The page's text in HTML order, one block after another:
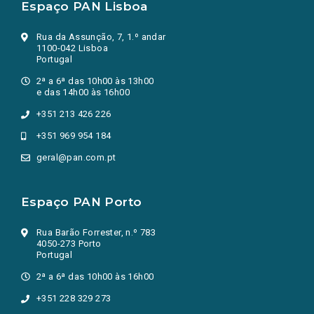
Espaço PAN Lisboa
Rua da Assunção, 7, 1.º andar
1100-042 Lisboa
Portugal
2ª a 6ª das 10h00 às 13h00
e das 14h00 às 16h00
+351 213 426 226
+351 969 954 184
geral@pan.com.pt
Espaço PAN Porto
Rua Barão Forrester, n.º 783
4050-273 Porto
Portugal
2ª a 6ª das 10h00 às 16h00
+351 228 329 273